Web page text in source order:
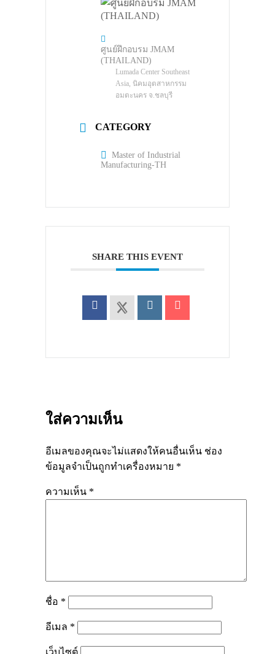
ศูนย์ฝึกอบรม JMAM
(THAILAND)
Lumada Center Southeast
Asia, นิคมอุตสาหกรรม
อมตะนคร จ.ชลบุรี
CATEGORY
Master of Industrial
Manufacturing-TH
SHARE THIS EVENT
ใส่ความเห็น
อีเมลของคุณจะไม่แสดงให้คนอื่นเห็น ช่อง
ข้อมูลจำเป็นถูกทำเครื่องหมาย *
ความเห็น *
ชื่อ *
อีเมล *